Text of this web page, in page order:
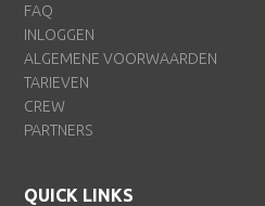
FAQ
INLOGGEN
ALGEMENE VOORWAARDEN
TARIEVEN
CREW
PARTNERS
QUICK LINKS